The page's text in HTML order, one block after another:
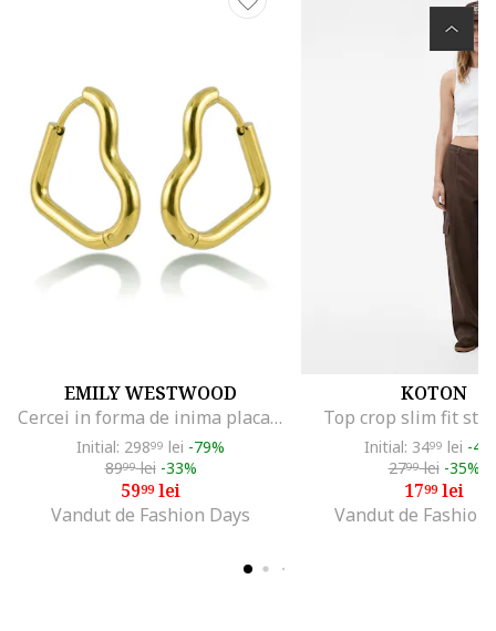
EMILY WESTWOOD
Cercei in forma de inima placati cu aur de 18K, Auriu
Initial: 29899 lei -79%
8999lei -33%
5999lei
Vandut de Fashion Days
KOTON
Top crop slim fit
Initial: 3499 lei -
2799lei -35%
1799lei
Vandut de Fashion